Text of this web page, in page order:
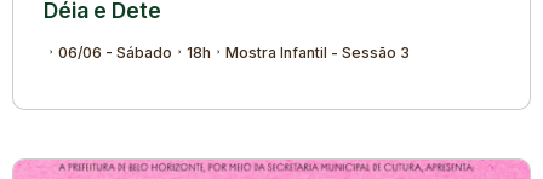
Déia e Dete
06/06 - Sábado 18h Mostra Infantil - Sessão 3